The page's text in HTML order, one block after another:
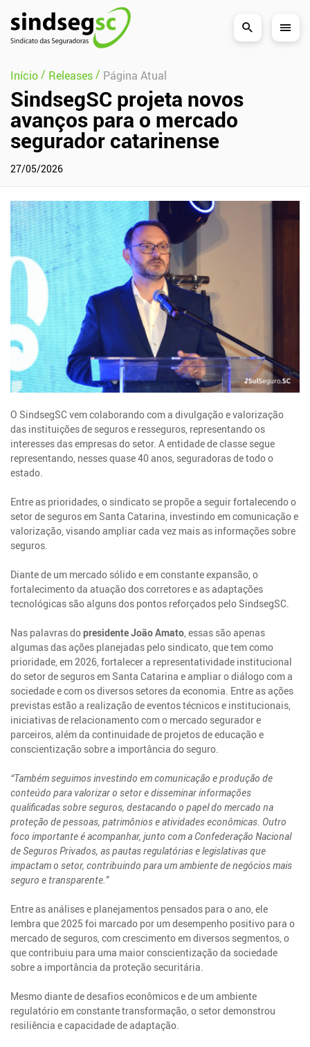
Pular Navegação (s)
Início/ Releases/ Página Atual
SindsegSC projeta novos
avanços para o mercado
segurador catarinense
27/05/2026
O SindsegSC vem colaborando com a divulgação e valorização
das instituições de seguros e resseguros, representando os
interesses das empresas do setor. A entidade de classe segue
representando, nesses quase 40 anos, seguradoras de todo o
estado.
Entre as prioridades, o sindicato se propõe a seguir fortalecendo o
setor de seguros em Santa Catarina, investindo em comunicação e
valorização, visando ampliar cada vez mais as informações sobre
seguros.
Diante de um mercado sólido e em constante expansão, o
fortalecimento da atuação dos corretores e as adaptações
tecnológicas são alguns dos pontos reforçados pelo SindsegSC.
Nas palavras dopresidente João Amato, essas são apenas
algumas das ações planejadas pelo sindicato, que tem como
prioridade, em 2026, fortalecer a representatividade institucional
do setor de seguros em Santa Catarina e ampliar o diálogo com a
sociedade e com os diversos setores da economia. Entre as ações
previstas estão a realização de eventos técnicos e institucionais,
iniciativas de relacionamento com o mercado segurador e
parceiros, além da continuidade de projetos de educação e
conscientização sobre a importância do seguro.
“Também seguimos investindo em comunicação e produção de
conteúdo para valorizar o setor e disseminar informações
qualificadas sobre seguros, destacando o papel do mercado na
proteção de pessoas, patrimônios e atividades econômicas. Outro
foco importante é acompanhar, junto com a Confederação Nacional
de Seguros Privados, as pautas regulatórias e legislativas que
impactam o setor, contribuindo para um ambiente de negócios mais
seguro e transparente.”
Entre as análises e planejamentos pensados para o ano, ele
lembra que 2025 foi marcado por um desempenho positivo para o
mercado de seguros, com crescimento em diversos segmentos, o
que contribuiu para uma maior conscientização da sociedade
sobre a importância da proteção securitária.
Mesmo diante de desafios econômicos e de um ambiente
regulatório em constante transformação, o setor demonstrou
resiliência e capacidade de adaptação.